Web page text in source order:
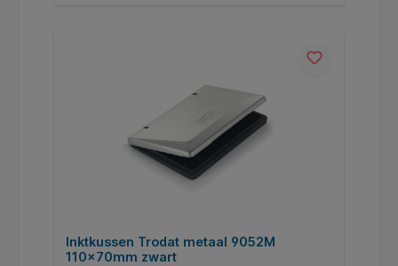
Inktkussen Trodat metaal 9052M
110x70mm zwart